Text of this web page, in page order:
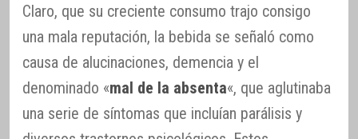
Claro, que su creciente consumo trajo consigo
una mala reputación, la bebida se señaló como
causa de alucinaciones, demencia y el
denominado «mal de la absenta«, que aglutinaba
una serie de síntomas que incluían parálisis y